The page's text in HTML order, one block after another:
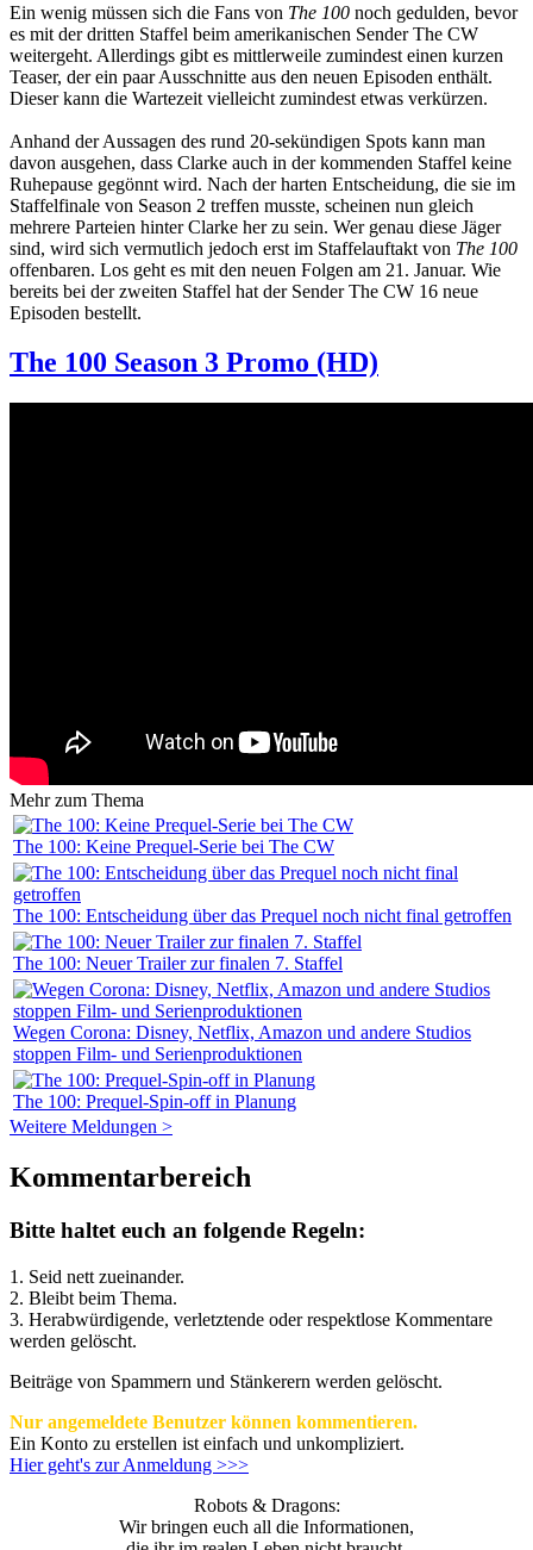
Ein wenig müssen sich die Fans von The 100 noch gedulden, bevor
es mit der dritten Staffel beim amerikanischen Sender The CW
weitergeht. Allerdings gibt es mittlerweile zumindest einen kurzen
Teaser, der ein paar Ausschnitte aus den neuen Episoden enthält.
Dieser kann die Wartezeit vielleicht zumindest etwas verkürzen.
Anhand der Aussagen des rund 20-sekündigen Spots kann man
davon ausgehen, dass Clarke auch in der kommenden Staffel keine
Ruhepause gegönnt wird. Nach der harten Entscheidung, die sie im
Staffelfinale von Season 2 treffen musste, scheinen nun gleich
mehrere Parteien hinter Clarke her zu sein. Wer genau diese Jäger
sind, wird sich vermutlich jedoch erst im Staffelauftakt von The 100
offenbaren. Los geht es mit den neuen Folgen am 21. Januar. Wie
bereits bei der zweiten Staffel hat der Sender The CW 16 neue
Episoden bestellt.
The 100 Season 3 Promo (HD)
Mehr zum Thema
The 100: Keine Prequel-Serie bei The CW
The 100: Entscheidung über das Prequel noch nicht final getroffen
The 100: Neuer Trailer zur finalen 7. Staffel
Wegen Corona: Disney, Netflix, Amazon und andere Studios
stoppen Film- und Serienproduktionen
The 100: Prequel-Spin-off in Planung
Weitere Meldungen >
Kommentarbereich
Bitte haltet euch an folgende Regeln:
1. Seid nett zueinander.
2. Bleibt beim Thema.
3. Herabwürdigende, verletztende oder respektlose Kommentare
werden gelöscht.
Beiträge von Spammern und Stänkerern werden gelöscht.
Nur angemeldete Benutzer können kommentieren.
Ein Konto zu erstellen ist einfach und unkompliziert.
Hier geht's zur Anmeldung >>>
Robots & Dragons:
Wir bringen euch all die Informationen,